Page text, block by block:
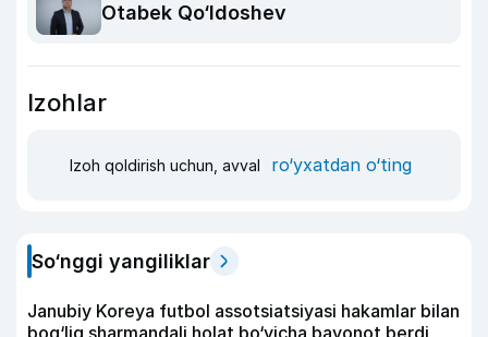
Otabek Qo‘ldoshev
Izohlar
Izoh qoldirish uchun, avval ro‘yxatdan o‘ting
So‘nggi yangiliklar
Janubiy Koreya futbol assotsiatsiyasi hakamlar bilan
bog‘liq sharmandali holat bo‘yicha bayonot berdi